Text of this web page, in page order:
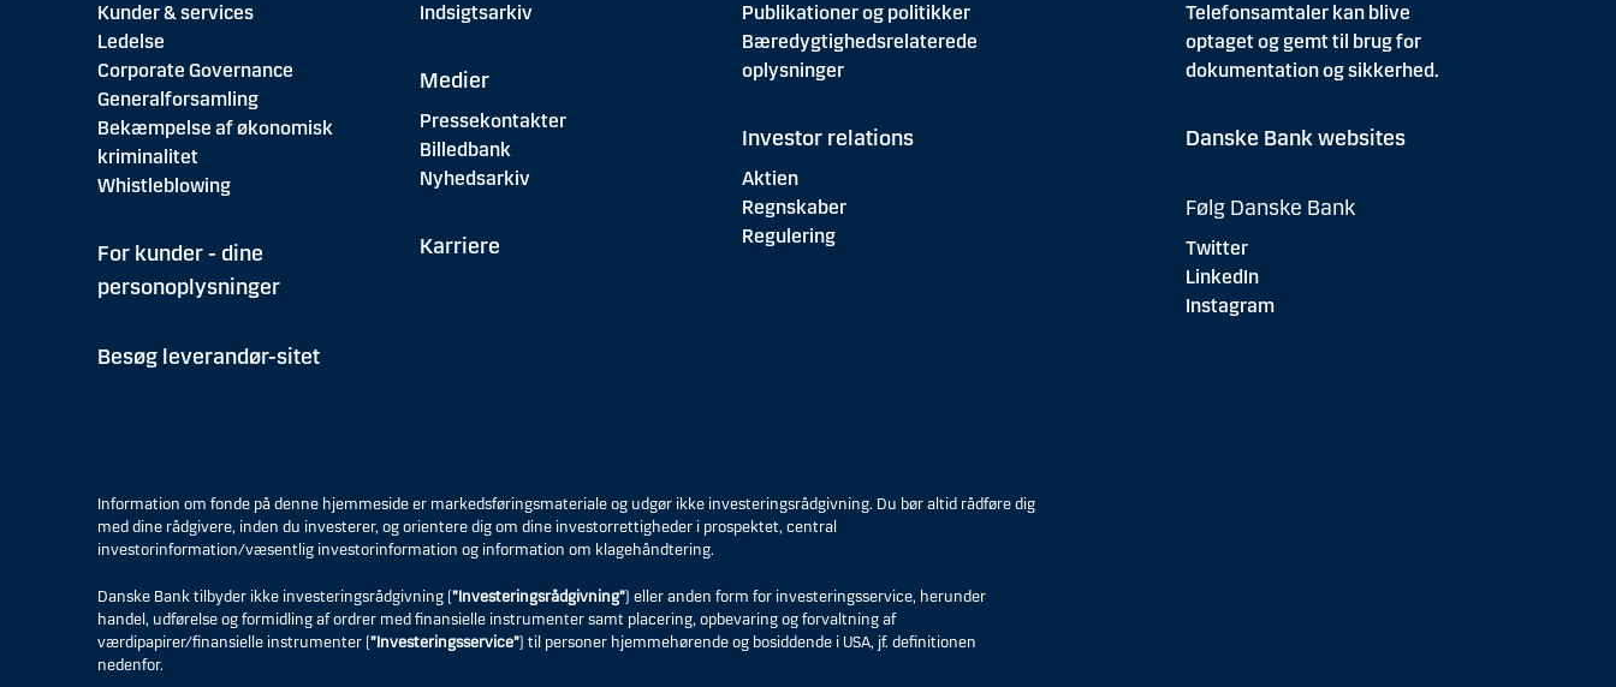
Kunder & services
Ledelse
Corporate Governance
Generalforsamling
Bekæmpelse af økonomisk
kriminalitet
Whistleblowing
For kunder - dine
personoplysninger
Besøg leverandør-sitet
Indsigtsarkiv
Medier
Pressekontakter
Billedbank
Nyhedsarkiv
Karriere
Publikationer og politikker
Bæredygtighedsrelaterede
oplysninger
Investor relations
Aktien
Regnskaber
Regulering
Telefonsamtaler kan blive
optaget og gemt til brug for
dokumentation og sikkerhed.
Danske Bank websites
Følg Danske Bank
Twitter
LinkedIn
Instagram
Information om fonde på denne hjemmeside er markedsføringsmateriale og udgør ikke investeringsrådgivning. Du bør altid rådføre dig
med dine rådgivere, inden du investerer, og orientere dig om dine investorrettigheder i prospektet, central
investorinformation/væsentlig investorinformation og information om klagehåndtering.
Danske Bank tilbyder ikke investeringsrådgivning (”Investeringsrådgivning”) eller anden form for investeringsservice, herunder
handel, udførelse og formidling af ordrer med finansielle instrumenter samt placering, opbevaring og forvaltning af
værdipapirer/finansielle instrumenter (”Investeringsservice”) til personer hjemmehørende og bosiddende i USA, jf. definitionen
nedenfor.